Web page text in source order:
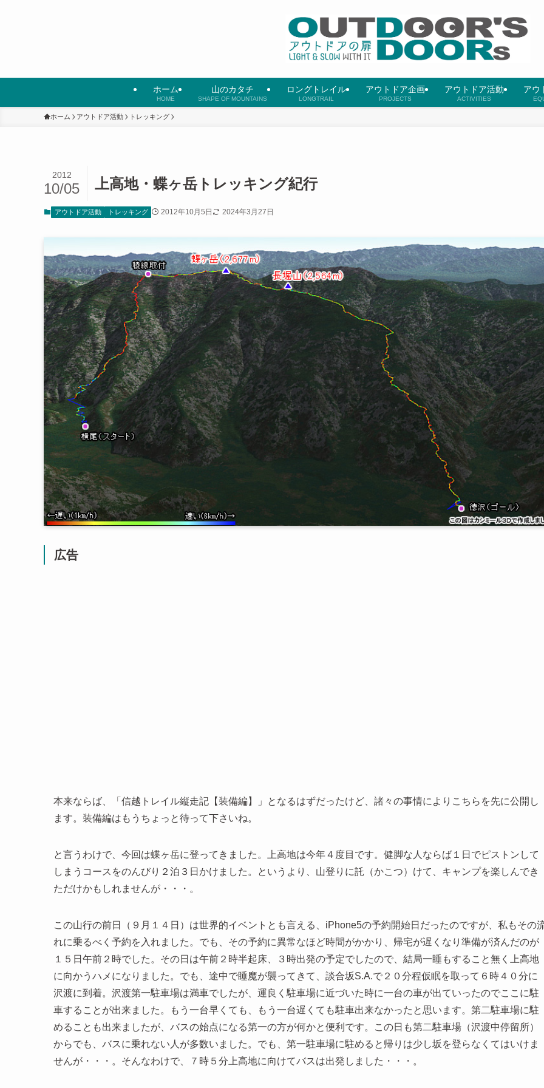
ホーム
HOME
山のカタチ
SHAPE OF MOUNTAINS
ロングトレイル
LONGTRAIL
アウトドア企画
PROJECTS
アウトドア活動
ACTIVITIES
アウ
ホーム アウトドア活動 トレッキング
上高地・蝶ヶ岳トレッキング紀行
2012
10/05
アウトドア活動 トレッキング 2012年10月5日 2024年3月27日
広告
本来ならば、「信越トレイル縦走記【装備編】」となるはずだったけど、諸々の事情によりこちらを先に公開し
ます。装備編はもうちょっと待って下さいね。
と言うわけで、今回は蝶ヶ岳に登ってきました。上高地は今年４度目です。健脚な人ならば１日でピストンして
しまうコースをのんびり２泊３日かけました。というより、山登りに託（かこつ）けて、キャンプを楽しんでき
ただけかもしれませんが・・・。
この山行の前日（９月１４日）は世界的イベントとも言える、iPhone5の予約開始日だったのですが、私もその
れに乗るべく予約を入れました。でも、その予約に異常なほど時間がかかり、帰宅が遅くなり準備が済んだのが
１５日午前２時でした。その日は午前２時半起床、３時出発の予定でしたので、結局一睡もすること無く上高地
に向かうハメになりました。でも、途中で睡魔が襲ってきて、談合坂S.A.で２０分程仮眠を取って６時４０分に
沢渡に到着。沢渡第一駐車場は満車でしたが、運良く駐車場に近づいた時に一台の車が出ていったのでここに駐
車することが出来ました。もう一台早くても、もう一台遅くても駐車出来なかったと思います。第二駐車場に駐
めることも出来ましたが、バスの始点になる第一の方が何かと便利です。この日も第二駐車場（沢渡中停留所）
からでも、バスに乗れない人が多数いました。でも、第一駐車場に駐めると帰りは少し坂を登らなくてはいけま
せんが・・・。そんなわけで、７時５分上高地に向けてバスは出発しました・・・。